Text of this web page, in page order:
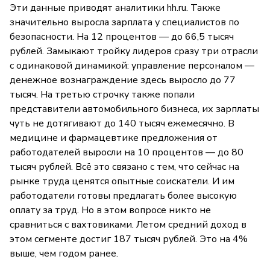
Эти данные приводят аналитики hh.ru. Также
значительно выросла зарплата у специалистов по
безопасности. На 12 процентов — до 66,5 тысяч
рублей. Замыкают тройку лидеров сразу три отрасли
с одинаковой динамикой: управление персоналом —
денежное вознаграждение здесь выросло до 77
тысяч. На третью строчку также попали
представители автомобильного бизнеса, их зарплаты
чуть не дотягивают до 140 тысяч ежемесячно. В
медицине и фармацевтике предложения от
работодателей выросли на 10 процентов — до 80
тысяч рублей. Всё это связано с тем, что сейчас на
рынке труда ценятся опытные соискатели. И им
работодатели готовы предлагать более высокую
оплату за труд. Но в этом вопросе никто не
сравниться с вахтовиками. Летом средний доход в
этом сегменте достиг 187 тысяч рублей. Это на 4%
выше, чем годом ранее.